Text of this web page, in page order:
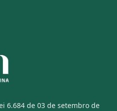
6.684 de 03 de setembro de